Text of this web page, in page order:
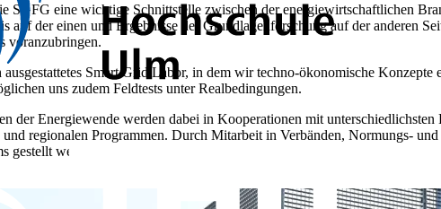
SGFG eine wichtige Schnittstelle zwischen der energiewirtschaftlichen
auf der einen und Ergebnisse der Grundlagenforschung auf der anderen
voranzubringen.
Smart Grid Labor, in dem wir techno-ökonomische
uns zudem Feldtests unter Realbedingungen.
der Energiewende werden dabei in Kooperationen mit
regionalen Programmen. Durch Mitarbeit in Verbänden, Normungs-
gestellt werden.